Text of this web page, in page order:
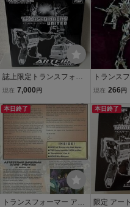
誌上限定トランスフォー
マー アートファイアー ナ
ス 未開封 UNITED ターゲ
ットマスター/スナイパー
現在 7,000 円
トランス
版トレカ
現在 266 円
本日終了
トランスフォーマー アメ
本日終了
限定 アー